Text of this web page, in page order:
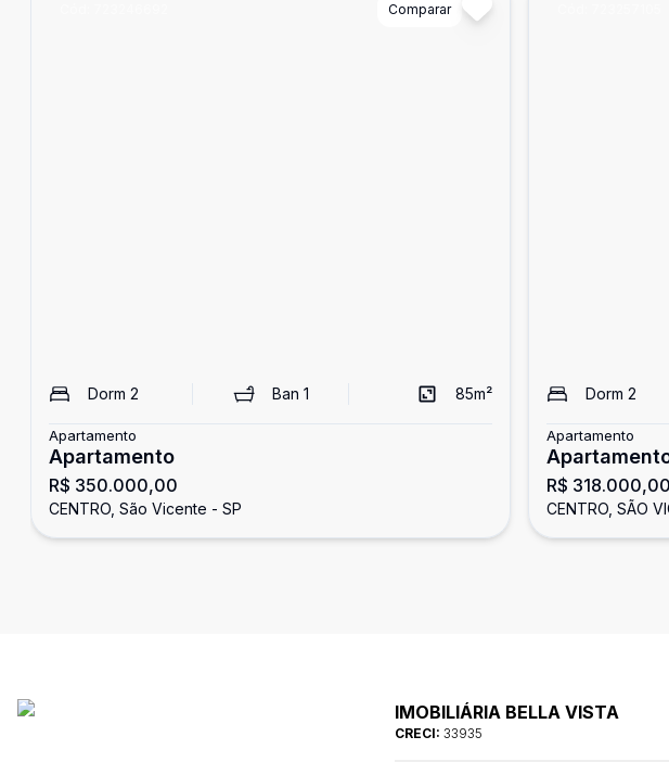
Comparar
Dorm 2 Ban 1 85m²
Apartamento
Apartamento
R$ 350.000,00
CENTRO, São Vicente - SP
Dorm 2
Apartamento
R$ 318.000,00
CENTRO, SÃO
IMOBILIÁRIA BELLA VISTA
CRECI: 33935